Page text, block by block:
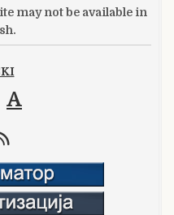
may not be available in
A